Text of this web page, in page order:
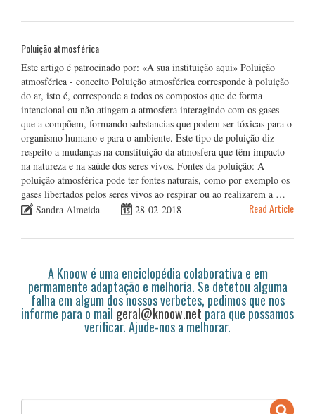
Poluição atmosférica
Este artigo é patrocinado por: «A sua instituição aqui» Poluição
atmosférica - conceito Poluição atmosférica corresponde à poluição
do ar, isto é, corresponde a todos os compostos que de forma
intencional ou não atingem a atmosfera interagindo com os gases
que a compõem, formando substancias que podem ser tóxicas para o
organismo humano e para o ambiente. Este tipo de poluição diz
respeito a mudanças na constituição da atmosfera que têm impacto
na natureza e na saúde dos seres vivos. Fontes da poluição: A
poluição atmosférica pode ter fontes naturais, como por exemplo os
gases libertados pelos seres vivos ao respirar ou ao realizarem a …
Sandra Almeida
28-02-2018 Read Article
A Knoow é uma enciclopédia colaborativa e em
permamente adaptação e melhoria. Se detetou alguma
falha em algum dos nossos verbetes, pedimos que nos
informe para o mail geral@knoow.netpara que possamos
verificar. Ajude-nos a melhorar.